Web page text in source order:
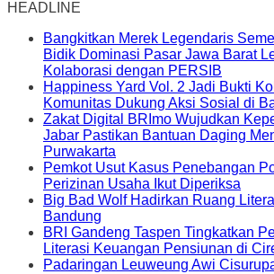
HEADLINE
Bangkitkan Merek Legendaris
Bidik Dominasi Pasar Jawa Barat
Kolaborasi dengan PERSIB
Happiness Yard Vol. 2 Jadi Bukti
Komunitas Dukung Aksi Sosial di
Zakat Digital BRImo Wujudkan
Jabar Pastikan Bantuan Daging
Purwakarta
Pemkot Usut Kasus Penebangan
Perizinan Usaha Ikut Diperiksa
Big Bad Wolf Hadirkan Ruang
Bandung
BRI Gandeng Taspen Tingkatkan
Literasi Keuangan Pensiunan di
Padaringan Leuweung Awi